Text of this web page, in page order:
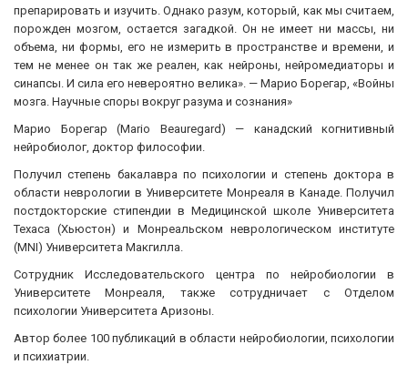
препарировать и изучить. Однако разум, который, как мы считаем,
порожден мозгом, остается загадкой. Он не имеет ни массы, ни
объема, ни формы, его не измерить в пространстве и времени, и
тем не менее он так же реален, как нейроны, нейромедиаторы и
синапсы. И сила его невероятно велика». — Марио Борегар, «Войны
мозга. Научные споры вокруг разума и сознания»
Марио Борегар (Mario Beauregard) — канадский когнитивный
нейробиолог, доктор философии.
Получил степень бакалавра по психологии и степень доктора в
области неврологии в Университете Монреаля в Канаде. Получил
постдокторские стипендии в Медицинской школе Университета
Техаса (Хьюстон) и Монреальском неврологическом институте
(MNI) Университета Макгилла.
Сотрудник Исследовательского центра по нейробиологии в
Университете Монреаля, также сотрудничает с Отделом
психологии Университета Аризоны.
Автор более 100 публикаций в области нейробиологии, психологии
и психиатрии.